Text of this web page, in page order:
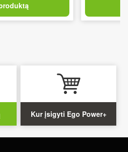
Kur įsigyti Ego Power+